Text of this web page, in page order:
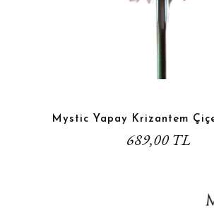
Mystic Yapay Krizantem
689,00 TL